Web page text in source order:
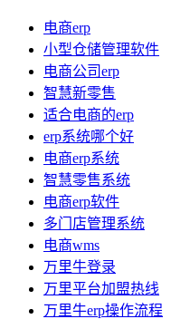
电商erp
小型仓储管理软件
电商公司erp
智慧新零售
适合电商的erp
erp系统哪个好
电商erp系统
智慧零售系统
电商erp软件
多门店管理系统
电商wms
万里牛登录
万里平台加盟热线
万里牛erp操作流程